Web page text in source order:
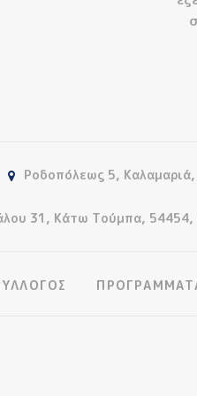
Ροδοπόλεως 5,
31, Κάτω Τούμπα, 54454,